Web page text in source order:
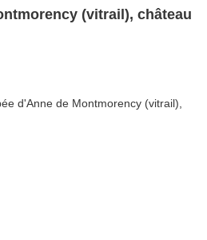
(vitrail), château